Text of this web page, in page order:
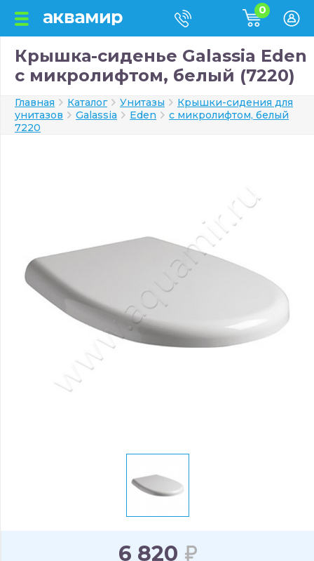
0
Крышка-сиденье Galassia Eden
с микролифтом, белый (7220)
Главная Каталог Унитазы
Крышки-сидения для
унитазов
Galassia Eden
с микролифтом, белый
7220
6 820